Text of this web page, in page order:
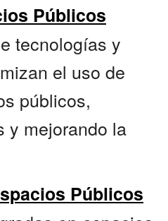
Públicos
tecnologías y
el uso de
públicos,
y mejorando la
Públicos